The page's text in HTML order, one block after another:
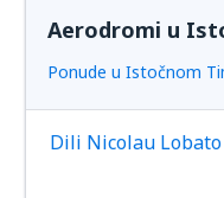
Aerodromi u
Ponude u Istočnom
Dili Nicolau